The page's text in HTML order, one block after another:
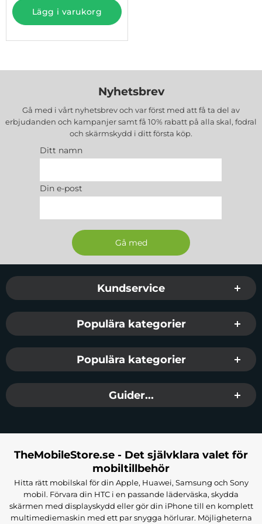
Lägg i varukorg
Nyhetsbrev
Gå med i vårt nyhetsbrev och var först med att få ta del av
erbjudanden och kampanjer samt få 10% rabatt på alla skal, fodral
och skärmskydd i ditt första köp.
Ditt namn
Din e-post
Sidfot Blandad info och länkar
Kundservice
Populära kategorier
Populära kategorier
Guider...
TheMobileStore.se - Det självklara valet för
mobiltillbehör
Hitta rätt mobilskal för din Apple, Huawei, Samsung och Sony
mobil. Förvara din HTC i en passande läderväska, skydda
skärmen med displayskydd eller gör din iPhone till en komplett
multimediemaskin med ett par snygga hörlurar. Möjligheterna